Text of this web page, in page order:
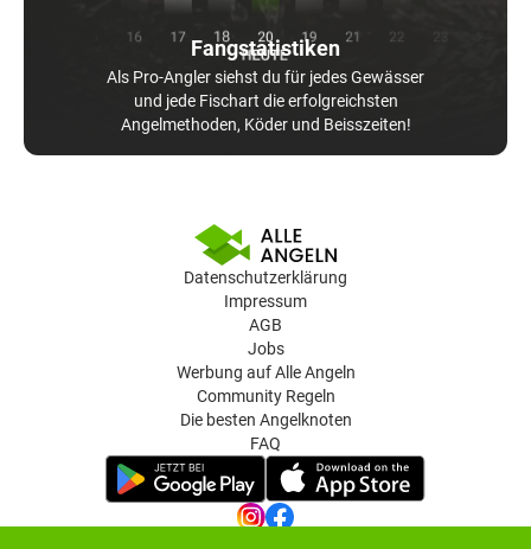
Fangstatistiken
Als Pro-Angler siehst du für jedes Gewässer
und jede Fischart die erfolgreichsten
Angelmethoden, Köder und Beisszeiten!
Datenschutzerklärung
Impressum
AGB
Jobs
Werbung auf Alle Angeln
Community Regeln
Die besten Angelknoten
FAQ